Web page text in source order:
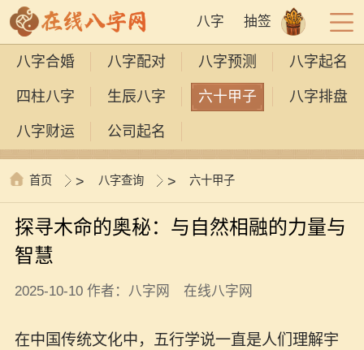
八字 抽签
八字合婚 八字配对 八字预测 八字起名
四柱八字 生辰八字 六十甲子 八字排盘
八字财运 公司起名
首页 > 八字查询 > 六十甲子
探寻木命的奥秘：与自然相融的力量与
智慧
2025-10-10 作者：八字网 在线八字网
在中国传统文化中，五行学说一直是人们理解宇